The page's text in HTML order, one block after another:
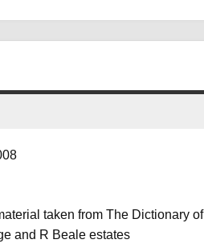
taken from The Dictionary of
and R Beale estates